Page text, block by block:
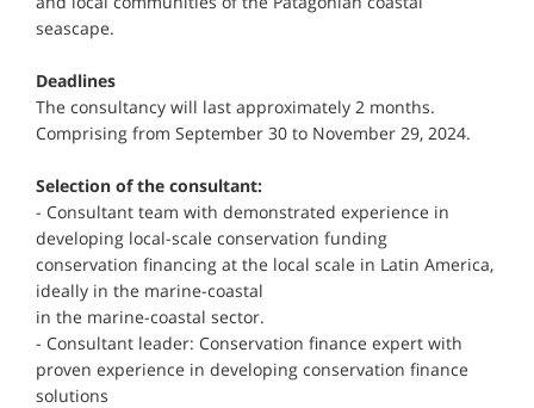
seascape.
Deadlines
The consultancy will last approximately 2 months.
Comprising from September 30 to November 29, 2024.
Selection of the consultant:
- Consultant team with demonstrated experience in
developing local-scale conservation funding
conservation financing at the local scale in Latin America,
ideally in the marine-coastal
in the marine-coastal sector.
- Consultant leader: Conservation finance expert with
proven experience in developing conservation finance
solutions